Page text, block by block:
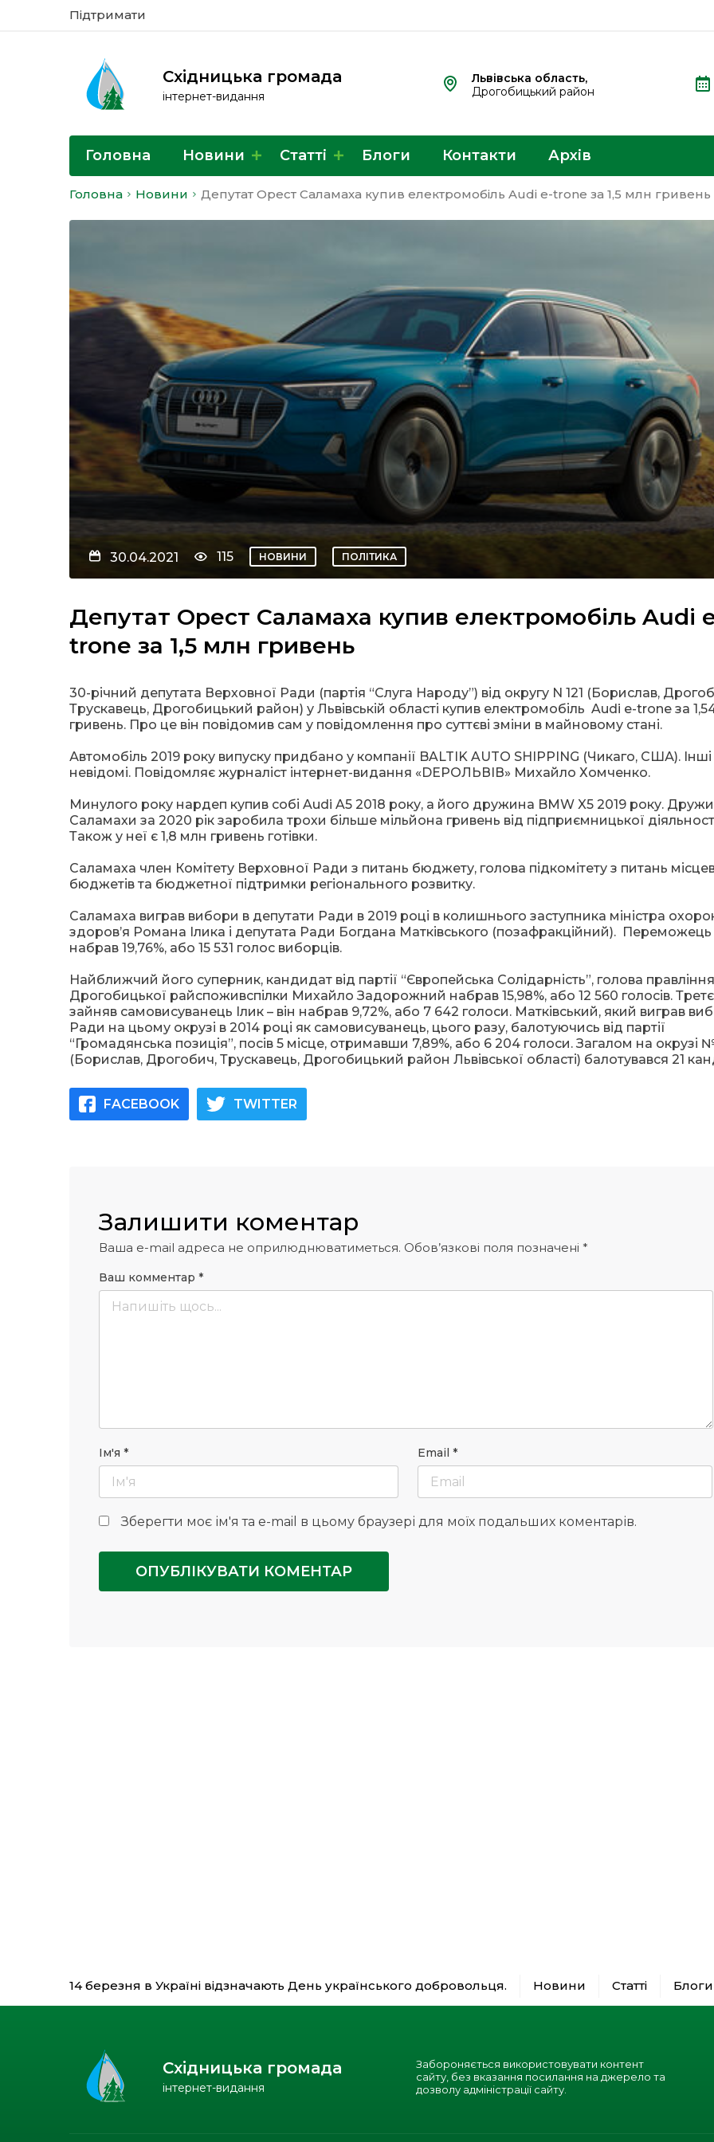
Підтримати
Східницька громада
інтернет-видання
Львівська область,
Дрогобицький район
Головна Новини Статті Блоги Контакти Архів
Головна Новини Депутат Орест Саламаха купив електромобіль Audi e-trone за 1,5 млн гривень
30.04.2021 115 НОВИНИ ПОЛІТИКА
Депутат Орест Саламаха купив електромобіль Audi
trone за 1,5 млн гривень
30-річний депутата Верховної Ради (партія “Слуга Народу”) від округу N 121 (Борислав,
Трускавець, Дрогобицький район) у Львівській області купив електромобіль Audi e-trone за
гривень. Про це він повідомив сам у повідомлення про суттєві зміни в майновому стані.
Автомобіль 2019 року випуску придбано у компанії BALTIK AUTO SHIPPING (Чикаго, США). Інші
невідомі. Повідомляє журналіст інтернет-видання «DEPOЛЬВІВ» Михайло Хомченко.
Минулого року нардеп купив собі Audi A5 2018 року, а його дружина BMW X5 2019 року.
Саламахи за 2020 рік заробила трохи більше мільйона гривень від підприємницької
Також у неї є 1,8 млн гривень готівки.
Саламаха член Комітету Верховної Ради з питань бюджету, голова підкомітету з питань
бюджетів та бюджетної підтримки регіонального розвитку.
Саламаха виграв вибори в депутати Ради в 2019 році в колишнього заступника міністра
здоров’я Романа Ілика і депутата Ради Богдана Матківського (позафракційний). Переможець
набрав 19,76%, або 15 531 голос виборців.
Найближчий його суперник, кандидат від партії “Європейська Солідарність”, голова правління
Дрогобицької райспоживспілки Михайло Задорожний набрав 15,98%, або 12 560 голосів.
зайняв самовисуванець Ілик – він набрав 9,72%, або 7 642 голоси. Матківський, який виграв
Ради на цьому окрузі в 2014 році як самовисуванець, цього разу, балотуючись від партії
“Громадянська позиція”, посів 5 місце, отримавши 7,89%, або 6 204 голоси. Загалом на окрузі
(Борислав, Дрогобич, Трускавець, Дрогобицький район Львівської області) балотувався 21
FACEBOOK TWITTER
Залишити коментар
Ваша e-mail адреса не оприлюднюватиметься. Обов’язкові поля позначені *
Ваш комментар *
Ім'я * Email *
Зберегти моє ім'я та e-mail в цьому браузері для моїх подальших коментарів.
14 березня в Україні відзначають День українського добровольця. Новини Статті Блоги
Східницька громада
інтернет-видання
Забороняється використовувати контент
сайту, без вказання посилання на джерело та
дозволу адміністрації сайту.